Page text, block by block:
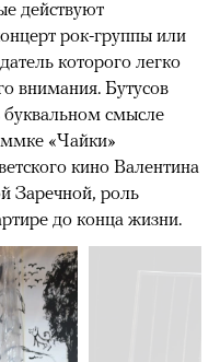
действуют
рок-группы или
которого легко
внимания. Бутусов
смысле
«Чайки»
кино Валентина
Заречной, роль
до конца жизни.